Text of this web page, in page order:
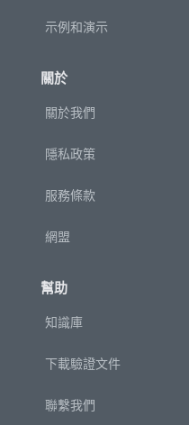
示例和演示
關於
關於我們
隱私政策
服務條款
網盟
幫助
知識庫
下載驗證文件
聯繫我們